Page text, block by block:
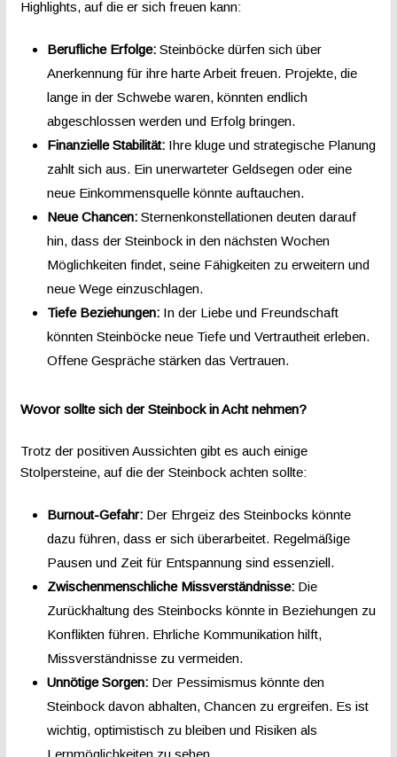
Highlights, auf die er sich freuen kann:
Berufliche Erfolge:Steinböcke dürfen sich über
Anerkennung für ihre harte Arbeit freuen. Projekte, die
lange in der Schwebe waren, könnten endlich
abgeschlossen werden und Erfolg bringen.
Finanzielle Stabilität:Ihre kluge und strategische Planung
zahlt sich aus. Ein unerwarteter Geldsegen oder eine
neue Einkommensquelle könnte auftauchen.
Neue Chancen:Sternenkonstellationen deuten darauf
hin, dass der Steinbock in den nächsten Wochen
Möglichkeiten findet, seine Fähigkeiten zu erweitern und
neue Wege einzuschlagen.
Tiefe Beziehungen:In der Liebe und Freundschaft
könnten Steinböcke neue Tiefe und Vertrautheit erleben.
Offene Gespräche stärken das Vertrauen.
Wovor sollte sich der Steinbock in Acht nehmen?
Trotz der positiven Aussichten gibt es auch einige
Stolpersteine, auf die der Steinbock achten sollte:
Burnout-Gefahr:Der Ehrgeiz des Steinbocks könnte
dazu führen, dass er sich überarbeitet. Regelmäßige
Pausen und Zeit für Entspannung sind essenziell.
Zwischenmenschliche Missverständnisse:Die
Zurückhaltung des Steinbocks könnte in Beziehungen zu
Konflikten führen. Ehrliche Kommunikation hilft,
Missverständnisse zu vermeiden.
Unnötige Sorgen:Der Pessimismus könnte den
Steinbock davon abhalten, Chancen zu ergreifen. Es ist
wichtig, optimistisch zu bleiben und Risiken als